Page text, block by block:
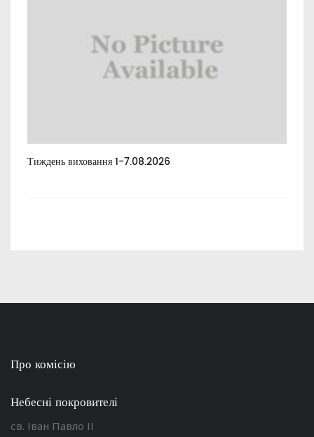
Тиждень виховання 1-7.08.2026
Про комісію
Небесні покровителі
св. Іван Павло ІІ